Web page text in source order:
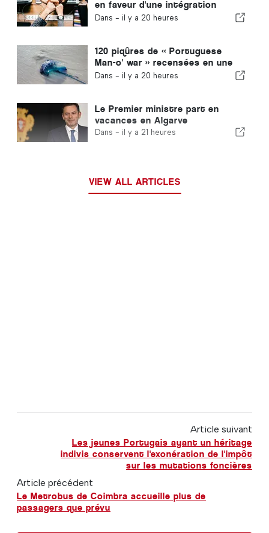
en faveur d'une intégration
encadrée et garantit une
Dans - il y a 20 heures
120 piqûres de « Portuguese
Man-o' war » recensées en une
seule journée
Dans - il y a 20 heures
Le Premier ministre part en
vacances en Algarve
Dans - il y a 21 heures
VIEW ALL ARTICLES
Article suivant
Les jeunes Portugais ayant un héritage
indivis conservent l'exonération de l'impôt
sur les mutations foncières
Article précédent
Le Metrobus de Coimbra accueille plus de
passagers que prévu